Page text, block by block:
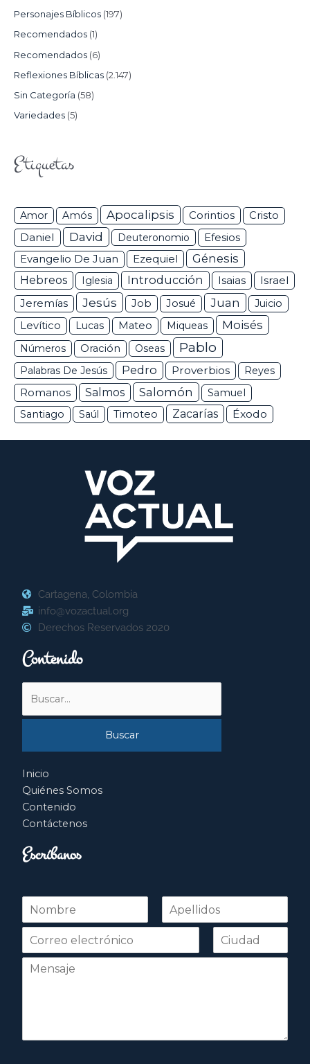
Personajes Bíblicos (197)
Recomendados (1)
Recomendados (6)
Reflexiones Bíblicas (2.147)
Sin Categoría (58)
Variedades (5)
Etiquetas
Amor Amós Apocalipsis Corintios Cristo
Daniel David Deuteronomio Efesios
Evangelio De Juan Ezequiel
Génesis
Hebreos
Iglesia Introducción Isaias Israel
Jeremías Jesús Job Josué Juan
Juicio
Levítico
Lucas Mateo Miqueas Moisés
Números Oración Oseas Pablo
Palabras De Jesús Pedro Proverbios Reyes
Romanos Salmos Salomón
Samuel
Santiago
Saúl Timoteo Zacarías Éxodo
Cartagena, Colombia
info@vozactual.org
Derechos Reservados 2020
Contenido
por:
Inicio
Quiénes Somos
Contenido
Contáctenos
Escríbanos
N
m
r
Nombre Apellidos